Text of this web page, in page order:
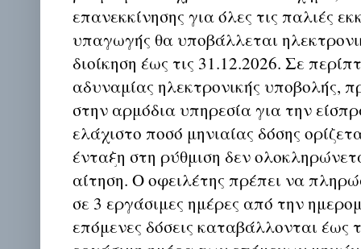
επανεκκίνησης για όλες τις παλιές
υπαγωγής θα υποβάλλεται
διοίκηση έως τις 31.12.2026. Σε
αδυναμίας ηλεκτρονικής υποβολής,
στην αρμόδια υπηρεσία για την
ελάχιστο ποσό μηνιαίας δόσης
ένταξη στη ρύθμιση δεν
αίτηση. Ο οφειλέτης πρέπει να
σε 3 εργάσιμες ημέρες από την
επόμενες δόσεις καταβάλλονται έως